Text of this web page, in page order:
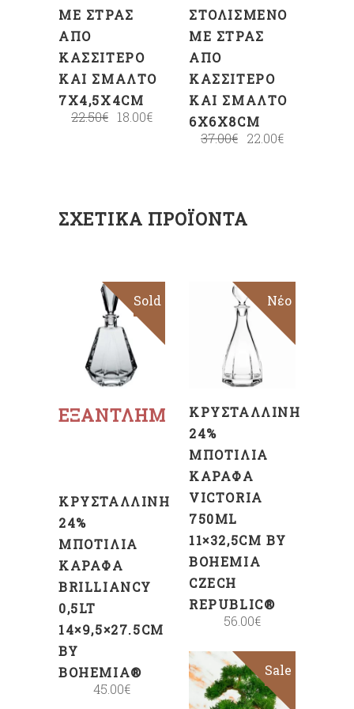
ΜΕ ΣΤΡΑΣ
ΑΠΌ
ΚΑΣΣΊΤΕΡΟ
ΚΑΙ ΣΜΆΛΤΟ
7X4,5X4CM
22.50€ 18.00€
ΣΤΟΛΙΣΜΈΝΟ
ΜΕ ΣΤΡΑΣ
ΑΠΌ
ΚΑΣΣΊΤΕΡΟ
ΚΑΙ ΣΜΆΛΤΟ
6X6X8CM
37.00€ 22.00€
ΣΧΕΤΙΚΆ ΠΡΟΪΌΝΤΑ
ΕΞΑΝΤΛΗΜΈΝΟ
Sold
Διαβάστε
περισσότερα
ΚΡΥΣΤΆΛΛΙΝΗ
24%
ΜΠΟΤΊΛΙΑ
ΚΑΡΆΦΑ
BRILLIANCY
0,5LT
14×9,5×27.5CM
BY
BOHEMIA®
45.00€
Νέο
ΠΡΟΣΘΉΚΗ
ΣΤΟ
ΚΑΛΆΘΙ
ΚΡΥΣΤΆΛΛΙΝΗ
24%
ΜΠΟΤΊΛΙΑ
ΚΑΡΆΦΑ
VICTORIA
750ML
11×32,5CM BY
BOHEMIA
CZECH
REPUBLIC®
56.00€
Sale
ΠΡΟΣΘΉΚΗ
ΣΤΟ